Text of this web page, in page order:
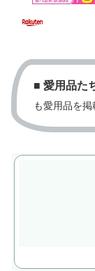
■ 愛用品た
も愛用品を